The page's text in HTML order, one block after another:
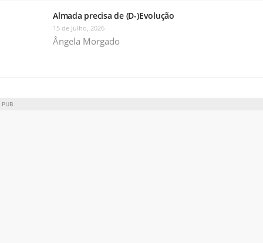
Almada precisa de (D-)Evolução
15 de Julho, 2026
Ângela Morgado
PUB